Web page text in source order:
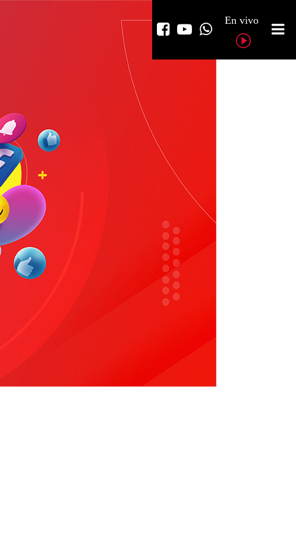
En vivo